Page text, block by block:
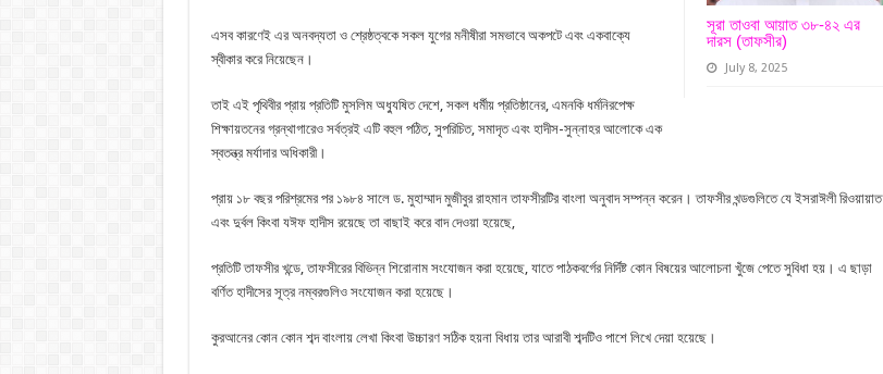
সূরা তাওবা আয়াত ৩৮-৪২ এর
দারস (তাফসীর)
July 8, 2025
এসব কারণেই এর অনবদ্যতা ও শ্রেষ্ঠত্বকে সকল যুগের মনীষীরা সমভাবে অকপটে এবং একবাক্যে
স্বীকার করে নিয়েছেন।
তাই এই পৃথিবীর প্রায় প্রতিটি মুসলিম অধ্যুষিত দেশে, সকল ধর্মীয় প্রতিষ্ঠানের, এমনকি ধর্মনিরপেক্ষ
শিক্ষায়তনের গ্রন্থাগারেও সর্বত্রই এটি বহুল পঠিত, সুপরিচিত, সমাদৃত এবং হাদীস-সুন্নাহর আলোকে এক
স্বতন্ত্র মর্যাদার অধিকারী।
প্রায় ১৮ বছর পরিশ্রমের পর ১৯৮৪ সালে ড. মুহাম্মাদ মুজীবুর রাহমান তাফসীরটির বাংলা অনুবাদ সম্পন্ন করেন। তাফসীর খন্ডগুলিতে যে ইসরাঈলী রিওয়ায়াত
এবং দুর্বল কিংবা যঈফ হাদীস রয়েছে তা বাছাই করে বাদ দেওয়া হয়েছে,
প্রতিটি তাফসীর খন্ডে, তাফসীরের বিভিন্ন শিরোনাম সংযোজন করা হয়েছে, যাতে পাঠকবর্গের নির্দিষ্ট কোন বিষয়ের আলোচনা খুঁজে পেতে সুবিধা হয়। এ ছাড়া
বর্ণিত হাদীসের সূত্র নম্বরগুলিও সংযোজন করা হয়েছে।
কুরআনের কোন কোন শব্দ বাংলায় লেখা কিংবা উচ্চারণ সঠিক হয়না বিধায় তার আরাবী শব্দটিও পাশে লিখে দেয়া হয়েছে।